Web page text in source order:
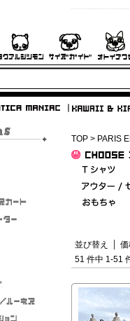
TOP > PARIS
並び替え
51 件中 1-51